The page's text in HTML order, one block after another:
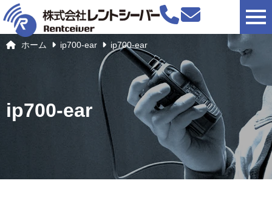
ホーム ip700-ear ip700-ear
ip700-ear